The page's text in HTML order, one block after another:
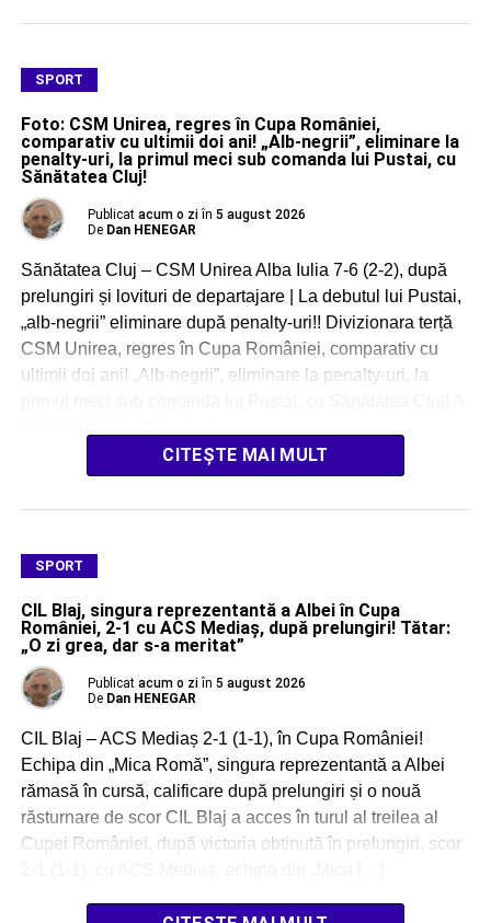
SPORT
Foto: CSM Unirea, regres în Cupa României,
comparativ cu ultimii doi ani! „Alb-negrii”, eliminare la
penalty-uri, la primul meci sub comanda lui Pustai, cu
Sănătatea Cluj!
Publicat acum o zi în 5 august 2026
De Dan HENEGAR
Sănătatea Cluj – CSM Unirea Alba Iulia 7-6 (2-2), după
prelungiri și lovituri de departajare | La debutul lui Pustai,
„alb-negrii” eliminare după penalty-uri!! Divizionara terță
CSM Unirea, regres în Cupa României, comparativ cu
ultimii doi ani! „Alb-negrii”, eliminare la penalty-uri, la
CITEȘTE MAI MULT
SPORT
CIL Blaj, singura reprezentantă a Albei în Cupa
României, 2-1 cu ACS Mediaș, după prelungiri! Tătar:
„O zi grea, dar s-a meritat”
Publicat acum o zi în 5 august 2026
De Dan HENEGAR
CIL Blaj – ACS Mediaș 2-1 (1-1), în Cupa României!
Echipa din „Mica Romă”, singura reprezentantă a Albei
rămasă în cursă, calificare după prelungiri și o nouă
răsturnare de scor CIL Blaj a acces în turul al treilea al
Cupei României, după victoria obținută în prelungiri, scor